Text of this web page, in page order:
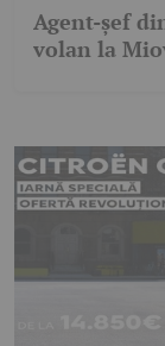
Agent-șef
volan la